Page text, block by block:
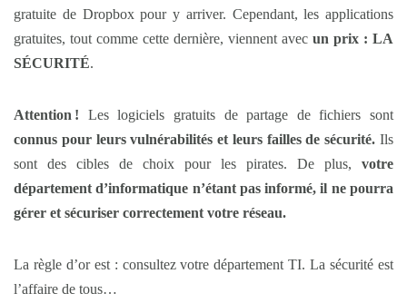
gratuite de Dropbox pour y arriver. Cependant, les applications
gratuites, tout comme cette dernière, viennent avec un prix : LA
SÉCURITÉ.
Attention ! Les logiciels gratuits de partage de fichiers sont
connus pour leurs vulnérabilités et leurs failles de sécurité. Ils
sont des cibles de choix pour les pirates. De plus, votre
département d’informatique n’étant pas informé, il ne pourra
gérer et sécuriser correctement votre réseau.
La règle d’or est : consultez votre département TI. La sécurité est
l’affaire de tous…